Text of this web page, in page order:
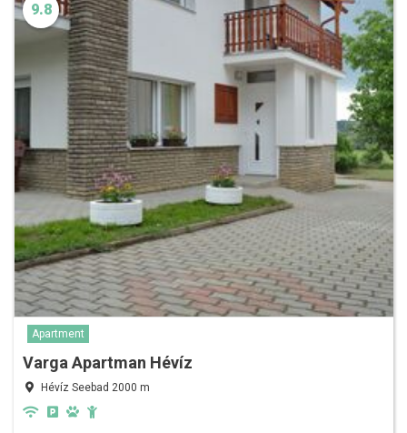
9.8
Apartment
Varga Apartman Hévíz
Hévíz Seebad 2000 m